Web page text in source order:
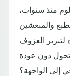
منذ سنوات،
والمنعشين
لتبرير العزوف
دون عودة
إلى الواجهة؟